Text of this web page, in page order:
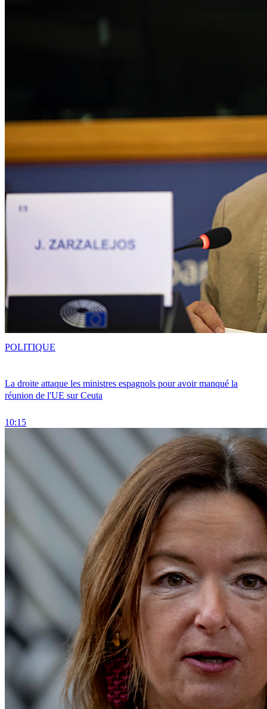
La droite attaque les ministres espagnols pour avoir manqué la
réunion de l'UE sur Ceuta
10:15
POLITIQUE